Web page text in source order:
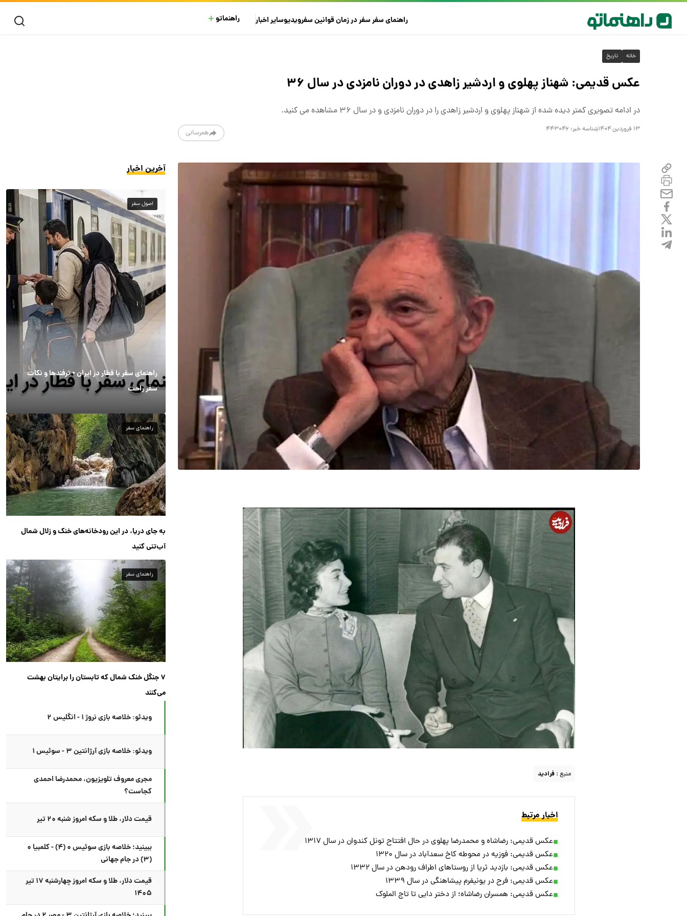
راهنمای سفرسفر در زمانقوانین سفرویدیوسایراخبار راهنماتو
خانه تاریخ
عکس قدیمی: شهناز پهلوی و اردشیر زاهدی در دوران نامزدی در سال ۳۶
در ادامه تصویری کمتر دیده شده از شهناز پهلوی و اردشیر زاهدی را در دوران نامزدی و در سال ۳۶ مشاهده می کنید.
۱۳ فروردین ۱۴۰۴ شناسه خبر: ۴۴۳۰۴۶ همرسانی
منبع : فرادید
اخبار مرتبط
عکس قدیمی: رضاشاه و محمدرضا پهلوی در حال افتتاح تونل کندوان در سال ۱۳۱۷
عکس قدیمی: فوزیه در محوطه کاخ سعدآباد در سال ۱۳۲۰
عکس قدیمی: بازدید ثریا از روستاهای اطراف رودهن در سال ۱۳۳۲
عکس قدیمی: فرح در یونیفرم پیشاهنگی در سال ۱۳۳۹
عکس قدیمی: همسران رضاشاه؛ از دختر دایی تا تاج الملوک
آخرین اخبار
اصول سفر
راهنمای سفر با قطار در ایران + ترفندها و نکات
سفر راحت
راهنمای سفر
به جای دریا، در این رودخانه‌های خنک و زلال شمال
آب‌تنی کنید
راهنمای سفر
۷ جنگل خنک شمال که تابستان را برایتان بهشت
می‌کنند
ویدئو: خلاصه بازی نروژ ۱ - انگلیس ۲
ویدئو: خلاصه بازی آرژانتین ۳ - سوئیس ۱
مجری معروف تلویزیون، محمدرضا احمدی
کجاست؟
قیمت دلار، طلا و سکه امروز شنبه ۲۰ تیر
ببینید؛ خلاصه بازی سوئیس ۰ (۴) - کلمبیا ۰
(۳) در جام جهانی
قیمت دلار، طلا و سکه امروز چهارشنبه ۱۷ تیر
۱۴۰۵